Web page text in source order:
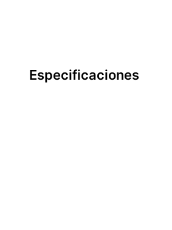
Especificaciones